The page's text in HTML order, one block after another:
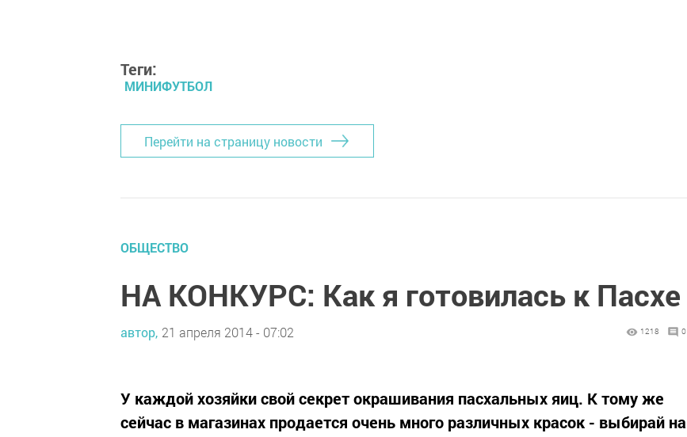
Теги:
МИНИФУТБОЛ
Перейти на страницу новости
ОБЩЕСТВО
НА КОНКУРС: Как я готовилась к Пасхе
автор, 21 апреля 2014 - 07:02 1218 0
У каждой хозяйки свой секрет окрашивания пасхальных яиц. К тому же
сейчас в магазинах продается очень много различных красок - выбирай на